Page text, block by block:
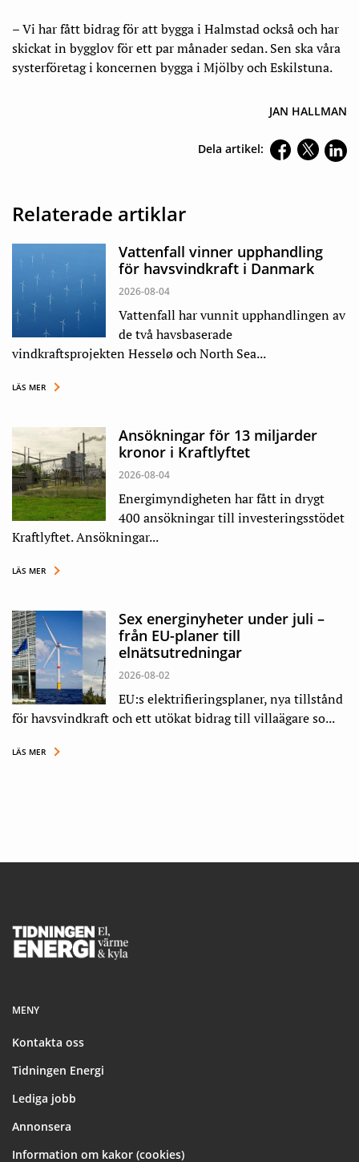
– Vi har fått bidrag för att bygga i Halmstad också och har
skickat in bygglov för ett par månader sedan. Sen ska våra
systerföretag i koncernen bygga i Mjölby och Eskilstuna.
JAN HALLMAN
Dela artikel:
Relaterade artiklar
Vattenfall vinner upphandling
för havsvindkraft i Danmark
2026-08-04
Vattenfall har vunnit upphandlingen av
de två havsbaserade
vindkraftsprojekten Hesselø och North Sea...
LÄS MER
Ansökningar för 13 miljarder
kronor i Kraftlyftet
2026-08-04
Energimyndigheten har fått in drygt
400 ansökningar till investeringsstödet
Kraftlyftet. Ansökningar...
LÄS MER
Sex energinyheter under juli –
från EU-planer till
elnätsutredningar
2026-08-02
EU:s elektrifieringsplaner, nya tillstånd
för havsvindkraft och ett utökat bidrag till villaägare so...
LÄS MER
Footer
MENY
Kontakta oss
Tidningen Energi
Lediga jobb
Annonsera
Information om kakor (cookies)